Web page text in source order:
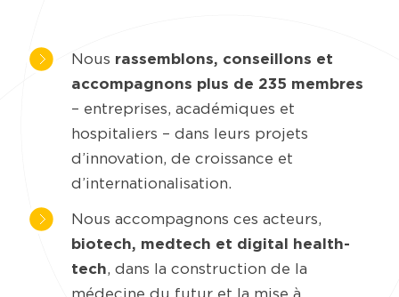
Nous rassemblons, conseillons et
accompagnons plus de 235 membres
– entreprises, académiques et
hospitaliers – dans leurs projets
d’innovation, de croissance et
d’internationalisation.
Nous accompagnons ces acteurs,
biotech, medtech et digital health-
tech, dans la construction de la
médecine du futur et la mise à